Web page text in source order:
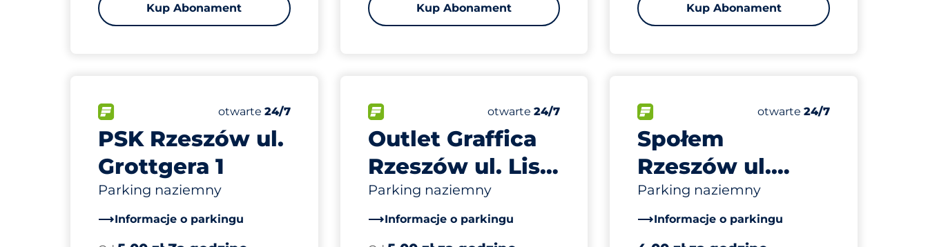
Kup Abonament
Kup Abonament
Kup Abonament
PSK Rzeszów ul.
Grottgera 1
Parking naziemny
Informacje o parkingu
Liczba miejsc parkingowych:
Całkowita liczba miejsc
Piątek
otwarte 24/7
Outlet Graffica
Rzeszów ul. Lisa
Kuli 19
Parking naziemny
Informacje o parkingu
Liczba miejsc parkingowych:
Całkowita liczba miejsc
Piątek
otwarte24/7
Społem
Rzeszów ul.
Bardowskiego 1
Parking naziemny
Informacje o parkingu
Liczba miejsc parkingowych:
Całkowita liczba miejsc
Piątek
otwarte 24/7